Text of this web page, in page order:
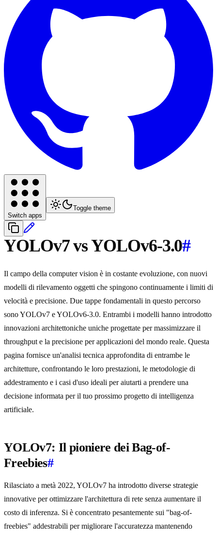
Switch apps
Toggle theme
YOLOv7 vs YOLOv6-3.0#
Il campo della computer vision è in costante evoluzione, con nuovi
modelli di rilevamento oggetti che spingono continuamente i limiti di
velocità e precisione. Due tappe fondamentali in questo percorso
sono YOLOv7 e YOLOv6-3.0. Entrambi i modelli hanno introdotto
innovazioni architettoniche uniche progettate per massimizzare il
throughput e la precisione per applicazioni del mondo reale. Questa
pagina fornisce un'analisi tecnica approfondita di entrambe le
architetture, confrontando le loro prestazioni, le metodologie di
addestramento e i casi d'uso ideali per aiutarti a prendere una
decisione informata per il tuo prossimo progetto di intelligenza
artificiale.
YOLOv7: Il pioniere dei Bag-of-
Freebies#
Rilasciato a metà 2022, YOLOv7 ha introdotto diverse strategie
innovative per ottimizzare l'architettura di rete senza aumentare il
costo di inferenza. Si è concentrato pesantemente sui "bag-of-
freebies" addestrabili per migliorare l'accuratezza mantenendo